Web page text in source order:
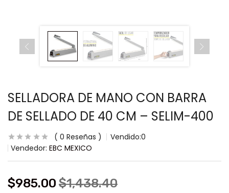
SELLADORA DE MANO CON BARRA
DE SELLADO DE 40 CM – SELIM-400
0 Reseñas Vendido:0
Vendedor: EBC MEXICO
$985.00 $1,438.40